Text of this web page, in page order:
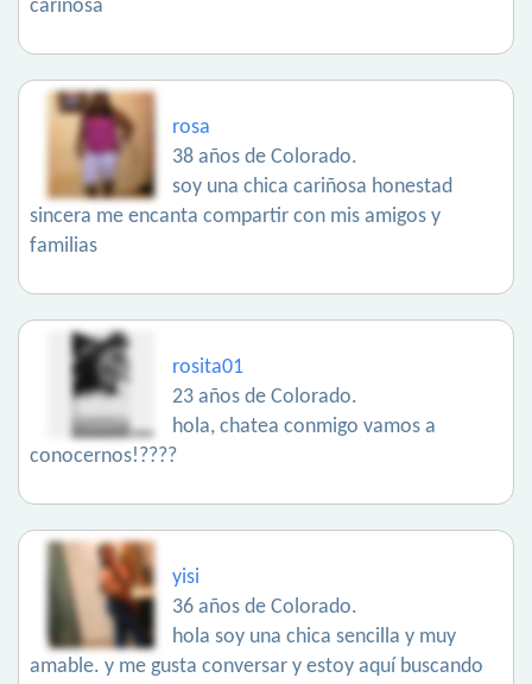
cariñosa
rosa
38 años de Colorado.
soy una chica cariñosa honestad
sincera me encanta compartir con mis amigos y
familias
rosita01
23 años de Colorado.
hola, chatea conmigo vamos a
conocernos!????
yisi
36 años de Colorado.
hola soy una chica sencilla y muy
amable. y me gusta conversar y estoy aquí buscando